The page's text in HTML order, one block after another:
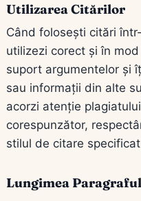
Utilizarea Citărilor
Când folosești citări
utilizezi corect și în
suport argumentelor și
sau informații din alte
acorzi atenție
corespunzător,
stilul de citare
Lungimea